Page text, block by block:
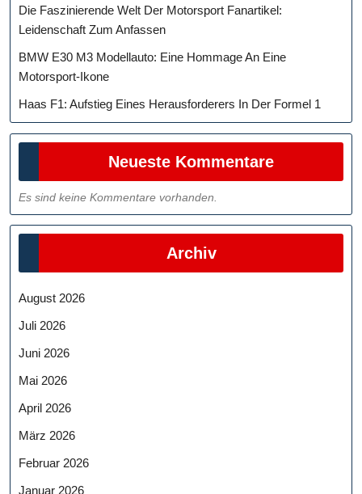
Die Faszinierende Welt Der Motorsport Fanartikel:
Leidenschaft Zum Anfassen
BMW E30 M3 Modellauto: Eine Hommage An Eine
Motorsport-Ikone
Haas F1: Aufstieg Eines Herausforderers In Der Formel 1
Neueste Kommentare
Es sind keine Kommentare vorhanden.
Archiv
August 2026
Juli 2026
Juni 2026
Mai 2026
April 2026
März 2026
Februar 2026
Januar 2026